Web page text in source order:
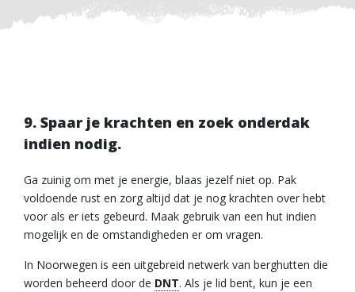
9. Spaar je krachten en zoek onderdak
indien nodig.
Ga zuinig om met je energie, blaas jezelf niet op. Pak
voldoende rust en zorg altijd dat je nog krachten over hebt
voor als er iets gebeurd. Maak gebruik van een hut indien
mogelijk en de omstandigheden er om vragen.
In Noorwegen is een uitgebreid netwerk van berghutten die
worden beheerd door de DNT. Als je lid bent, kun je een